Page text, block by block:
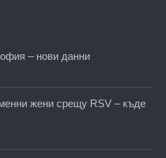
– нови данни
жени срещу RSV – къде